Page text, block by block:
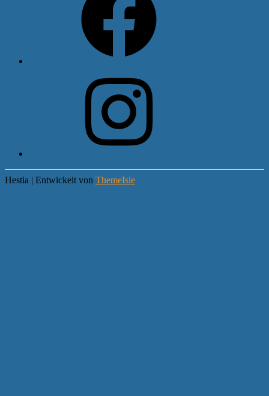
Hestia | Entwickelt von ThemeIsle